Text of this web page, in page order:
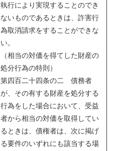
執行により実現することのでき
ないものであるときは、詐害行
為取消請求をすることができな
い。
（相当の対価を得てした財産の
処分行為の特則）
第四百二十四条の二 債務者
が、その有する財産を処分する
行為をした場合において、受益
者から相当の対価を取得してい
るときは、債権者は、次に掲げ
る要件のいずれにも該当する場